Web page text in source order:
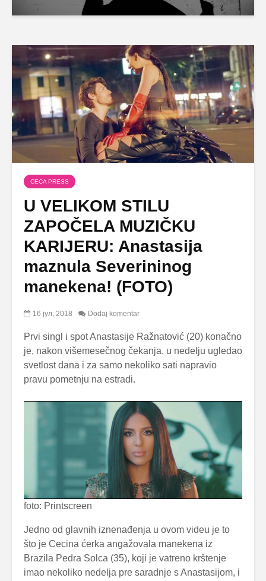
CECA PRESS
U VELIKOM STILU
ZAPOČELA MUZIČKU
KARIJERU: Anastasija
maznula Severininog
manekena! (FOTO)
16 јул, 2018 Dodaj komentar
Prvi singl i spot Anastasije Ražnatović (20) konačno
je, nakon višemesečnog čekanja, u nedelju ugledao
svetlost dana i za samo nekoliko sati napravio
pravu pometnju na estradi.
foto: Printscreen
Jedno od glavnih iznenađenja u ovom videu je to
što je Cecina ćerka angažovala manekena iz
Brazila Pedra Solca (35), koji je vatreno krštenje
imao nekoliko nedelja pre saradnje s Anastasijom, i